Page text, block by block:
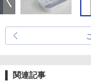
関連記事